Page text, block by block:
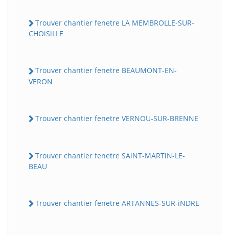
Trouver chantier fenetre LA MEMBROLLE-SUR-
CHOiSiLLE
Trouver chantier fenetre BEAUMONT-EN-
VERON
Trouver chantier fenetre VERNOU-SUR-BRENNE
Trouver chantier fenetre SAiNT-MARTiN-LE-
BEAU
Trouver chantier fenetre ARTANNES-SUR-iNDRE